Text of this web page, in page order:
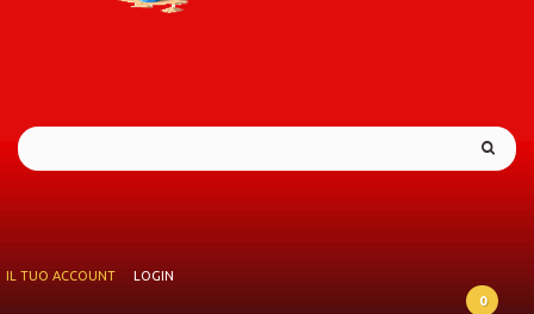
IL TUO ACCOUNT
LOGIN
0